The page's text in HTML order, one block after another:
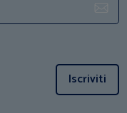
Iscriviti